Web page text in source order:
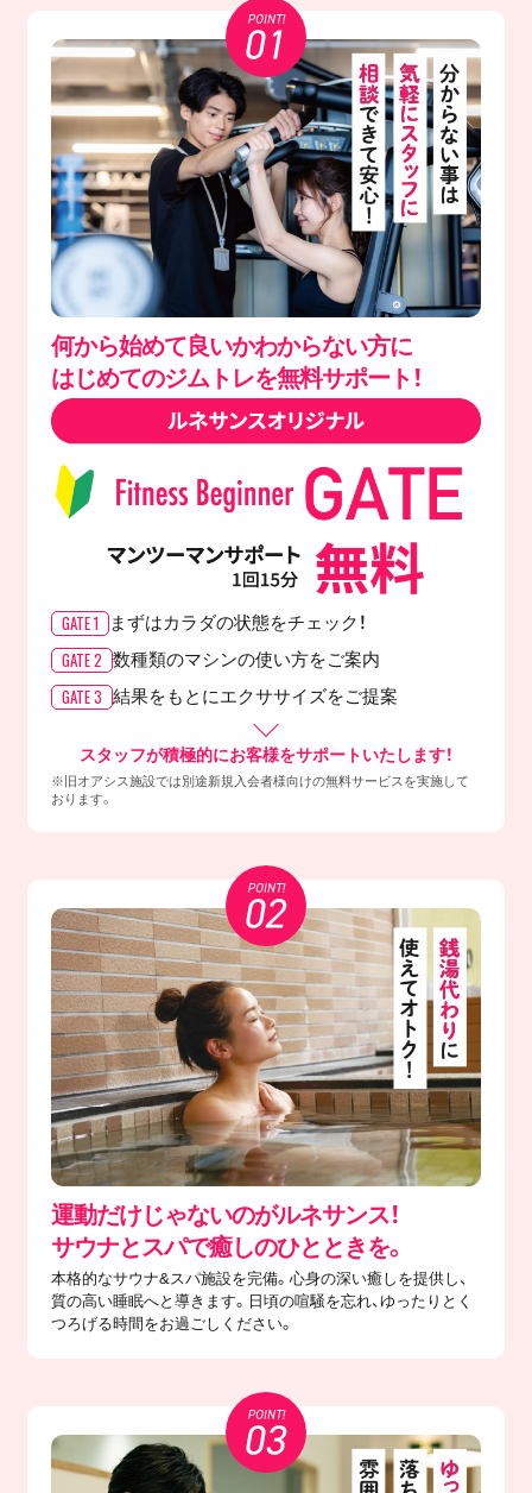
何から始めて良いかわからない方に
はじめてのジムトレを無料サポート！
GATE 1 まずはカラダの状態をチェック！
GATE 2 数種類のマシンの使い方をご案内
GATE 3 結果をもとにエクササイズをご提案
スタッフが積極的にお客様をサポートいたします！
※旧オアシス施設では別途新規入会者様向けの無料サービスを実施して
おります。
運動だけじゃないのがルネサンス！
サウナとスパで癒しのひとときを。
本格的なサウナ&スパ施設を完備。心身の深い癒しを提供し、
質の高い睡眠へと導きます。日頃の喧騒を忘れ、ゆったりとく
つろげる時間をお過ごしください。